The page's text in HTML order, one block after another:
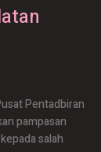
Pentadbiran
pampasan
salah